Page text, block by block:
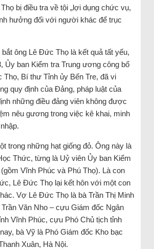
bị điều tra về tội „lợi dụng chức vụ,
hưởng đối với người khác để trục
ông Lê Đức Thọ là kết quả tất yếu,
Ủy ban Kiểm tra Trung ương công bố
Thọ, Bí thư Tỉnh ủy Bến Tre, đã vi
quy định của Đảng, pháp luật của
những điều đảng viên không được
nêu gương trong việc kê khai, minh
trong những hạt giống đỏ. Ông này là
Thức, từng là Uỷ viên Ủy ban Kiểm
Vĩnh Phúc và Phú Thọ). Là con
Lê Đức Thọ lại kết hôn với một con
Vợ Lê Đức Thọ là bà Trần Thị Minh
Văn Nho – cựu Giám đốc Ngân
Vĩnh Phúc, cựu Phó Chủ tịch tỉnh
bà Vỹ là Phó Giám đốc Kho bạc
Xuân, Hà Nội.